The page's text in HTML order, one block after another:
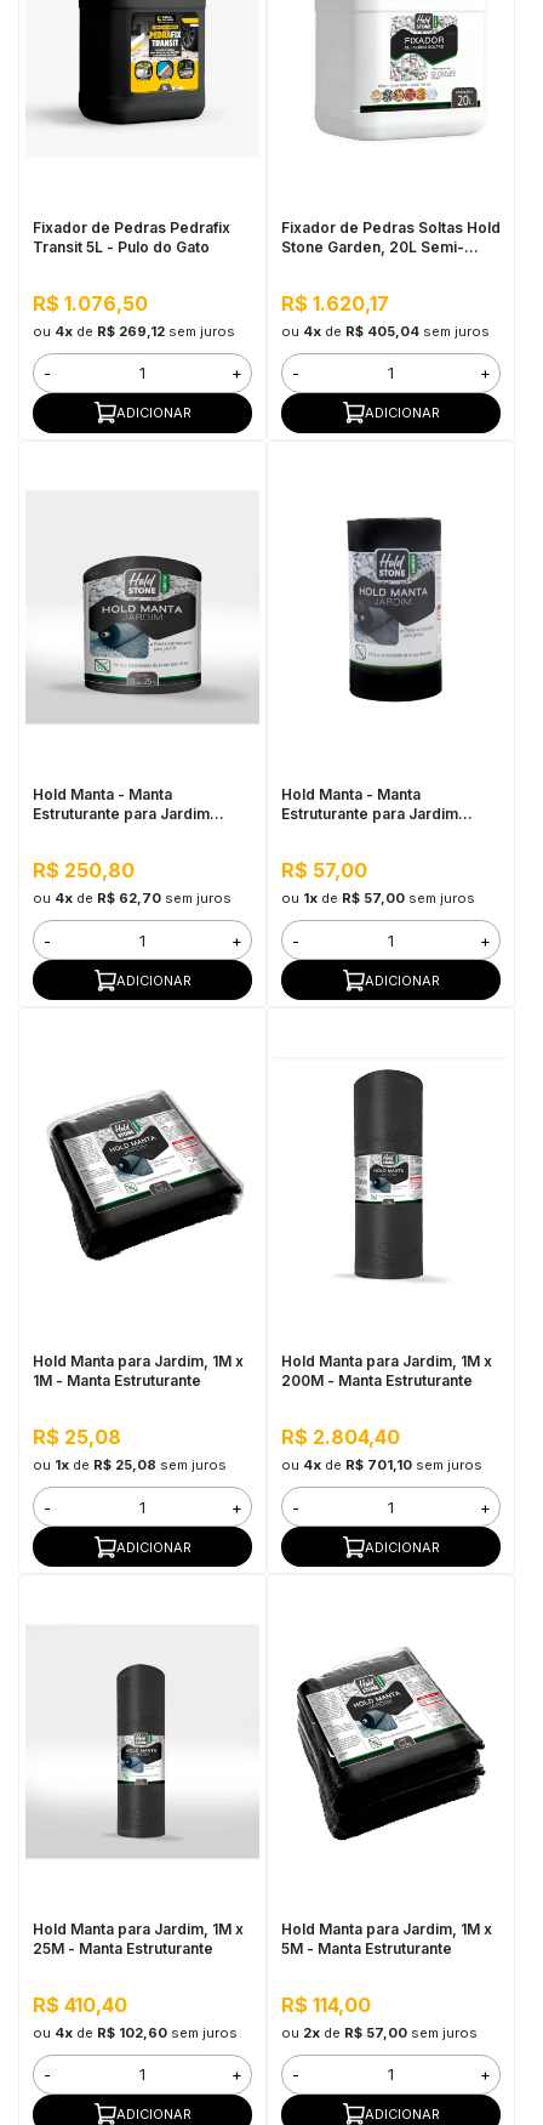
Fixador de Pedras Pedrafix
Transit 5L - Pulo do Gato
R$ 1.076,50
ou 4xde R$ 269,12 sem juros
- +
ADICIONAR
Fixador de Pedras Soltas Hold
Stone Garden, 20L Semi-
R$ 1.620,17
ou 4xde R$ 405,04 sem juros
- +
ADICIONAR
Hold Manta - Manta
Estruturante para Jardim
R$ 250,80
ou 4xde R$ 62,70 sem juros
- +
ADICIONAR
Hold Manta - Manta
Estruturante para Jardim
R$ 57,00
ou 1xde R$ 57,00 sem juros
- +
ADICIONAR
Hold Manta para Jardim, 1M x
1M - Manta Estruturante
R$ 25,08
ou 1xde R$ 25,08 sem juros
- +
ADICIONAR
Hold Manta para Jardim, 1M x
200M - Manta Estruturante
R$ 2.804,40
ou 4xde R$ 701,10 sem juros
- +
ADICIONAR
Hold Manta para Jardim, 1M x
25M - Manta Estruturante
R$ 410,40
ou 4xde R$ 102,60 sem juros
- +
ADICIONAR
Hold Manta para Jardim, 1M x
5M - Manta Estruturante
R$ 114,00
ou 2xde R$ 57,00 sem juros
- +
ADICIONAR